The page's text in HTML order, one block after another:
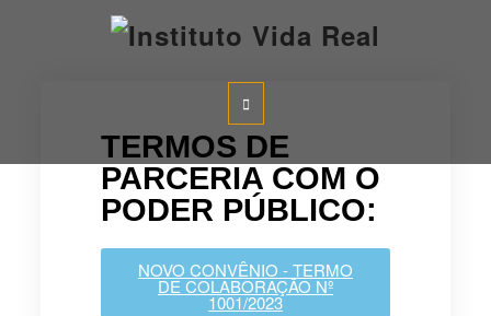
Instituto Vida Real
TERMOS DE
PARCERIA COM O
PODER PÚBLICO:
NOVO CONVÊNIO - TERMO
DE COLABORAÇÃO Nº
1001/2023